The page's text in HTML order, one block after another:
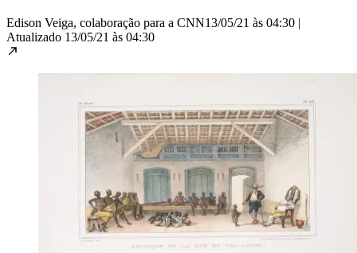
Edison Veiga, colaboração para a CNN13/05/21 às 04:30 |
Atualizado 13/05/21 às 04:30